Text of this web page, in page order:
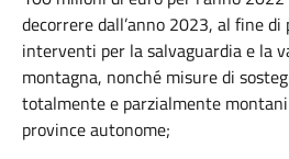
decorrere dall’anno 2023, al fine
interventi per la salvaguardia e la
montagna, nonché misure di
totalmente e parzialmente
province autonome;